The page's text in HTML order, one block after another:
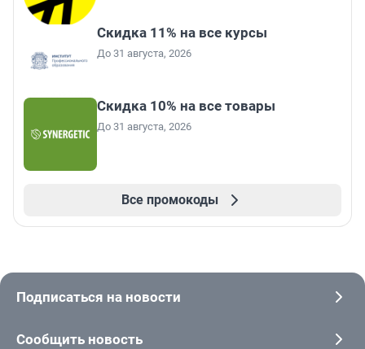
Скидка 11% на все курсы
До 31 августа, 2026
Скидка 10% на все товары
До 31 августа, 2026
Все промокоды
Подписаться на новости
Сообщить новость